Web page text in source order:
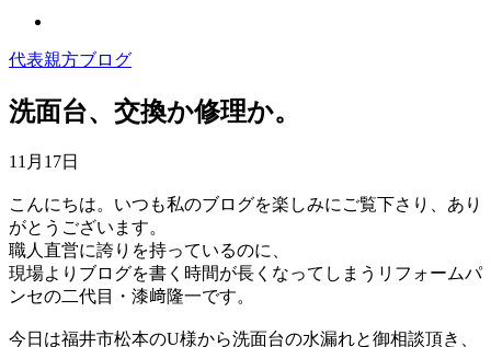
代表親方ブログ
洗面台、交換か修理か。
11月17日
こんにちは。いつも私のブログを楽しみにご覧下さり、あり
がとうございます。
職人直営に誇りを持っているのに、
現場よりブログを書く時間が長くなってしまうリフォームパ
ンセの二代目・漆﨑隆一です。
今日は福井市松本のU様から洗面台の水漏れと御相談頂き、